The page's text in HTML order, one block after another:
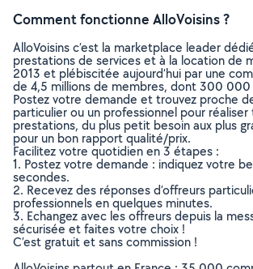
Comment fonctionne AlloVoisins ?
AlloVoisins c’est la marketplace leader
prestations de services et à la location de
2013 et plébiscitée aujourd’hui par une
de 4,5 millions de membres, dont 300 000
Postez votre demande et trouvez proche
particulier ou un professionnel pour
prestations, du plus petit besoin aux plus
pour un bon rapport qualité/prix.
Facilitez votre quotidien en 3 étapes :
1. Postez votre demande : indiquez votre
secondes.
2. Recevez des réponses d’offreurs
professionnels en quelques minutes.
3. Echangez avec les offreurs depuis la
sécurisée et faites votre choix !
C’est gratuit et sans commission !